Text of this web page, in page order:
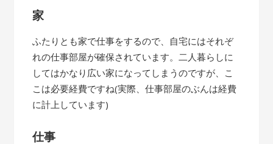
家
ふたりとも家で仕事をするので、自宅にはそれぞ
れの仕事部屋が確保されています。二人暮らしに
してはかなり広い家になってしまうのですが、こ
こは必要経費ですね(実際、仕事部屋のぶんは経費
に計上しています)
仕事